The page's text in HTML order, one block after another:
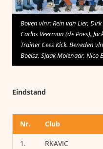
Boven vlnr: Rein van Lier,
Carlos Veerman (de Poes),
Trainer Cees Kick. Beneden
Boelsz, Sjaak Molenaar, Nico
Eindstand
Nr. Club
1. RKAVIC